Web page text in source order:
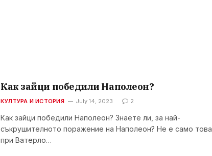
Как зайци победили Наполеон?
КУЛТУРА И ИСТОРИЯ July 14, 2023 2
Как зайци победили Наполеон? Знаете ли, за най-
съкрушителното поражение на Наполеон? Не е само това
при Ватерло…